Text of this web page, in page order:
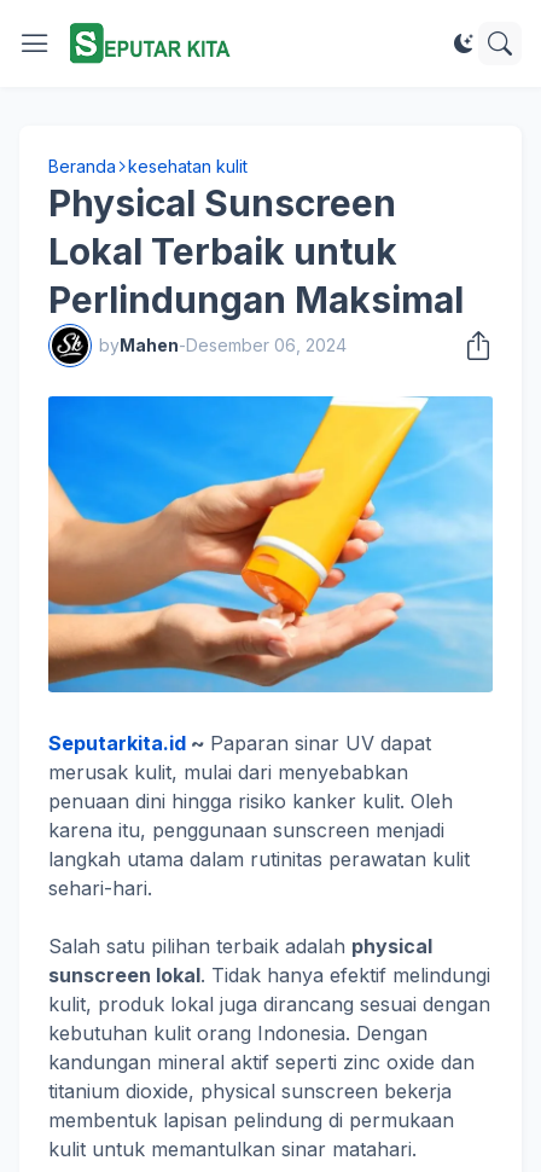
Beranda kesehatan kulit
Physical Sunscreen
Lokal Terbaik untuk
Perlindungan Maksimal
byMahen-Desember 06, 2024
Seputarkita.id ~ Paparan sinar UV dapat
merusak kulit, mulai dari menyebabkan
penuaan dini hingga risiko kanker kulit. Oleh
karena itu, penggunaan sunscreen menjadi
langkah utama dalam rutinitas perawatan kulit
sehari-hari.
Salah satu pilihan terbaik adalah physical
sunscreen lokal. Tidak hanya efektif melindungi
kulit, produk lokal juga dirancang sesuai dengan
kebutuhan kulit orang Indonesia. Dengan
kandungan mineral aktif seperti zinc oxide dan
titanium dioxide, physical sunscreen bekerja
membentuk lapisan pelindung di permukaan
kulit untuk memantulkan sinar matahari.